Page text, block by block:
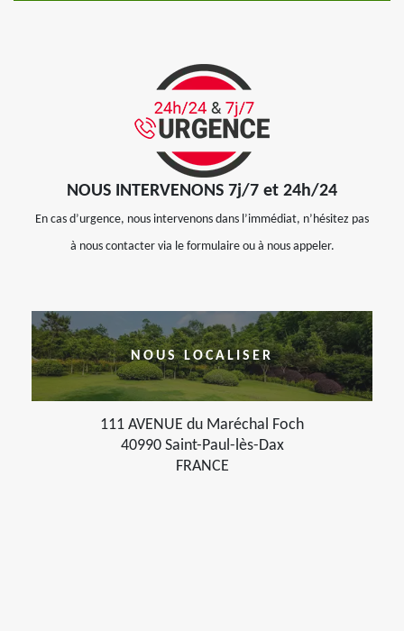
NOUS INTERVENONS 7j/7 et 24h/24
En cas d’urgence, nous intervenons dans l’immédiat, n’hésitez pas
à nous contacter via le formulaire ou à nous appeler.
NOUS LOCALISER
111 AVENUE du Maréchal Foch
40990 Saint-Paul-lès-Dax
FRANCE